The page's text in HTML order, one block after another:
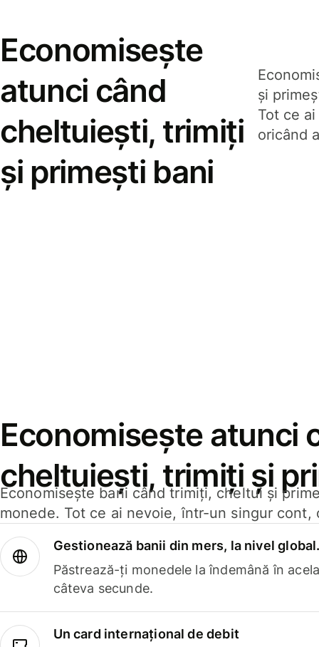
Economisește
atunci când
cheltuiești, trimiți
și primești bani
și
Tot ce
oricând
Economisește atunci
cheltuiești, trimiți și
Economisește bani când trimiți, cheltui și
monede. Tot ce ai nevoie, într-un singur cont,
Gestionează banii din mers, la nivel
Păstrează-ți monedele la îndemână în
câteva secunde.
Un card internațional de debit